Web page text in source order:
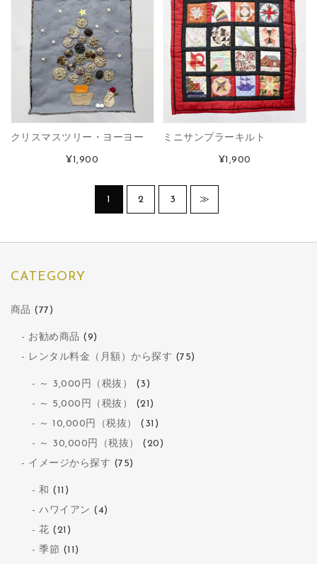
クリスマスツリー・ヨーヨー
¥1,900
ミニサンプラーキルト
¥1,900
1 2 3 ≫
CATEGORY
商品 (77)
お勧め商品 (9)
レンタル料金（月額）から探す (75)
～ 3,000円（税抜）
(3)
～ 5,000円（税抜）
(21)
～ 10,000円（税抜）
(31)
～ 30,000円（税抜）
(20)
イメージから探す (75)
和 (11)
ハワイアン (4)
花 (21)
季節 (11)